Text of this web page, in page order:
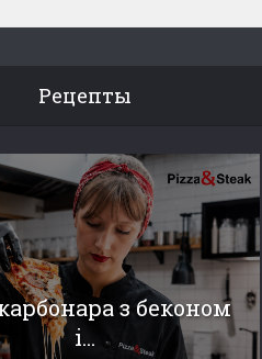
Рецепты
з беконом
і...